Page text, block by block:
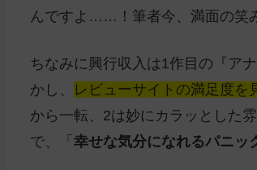
んですよ……！筆者今、満面の笑
ちなみに興行収入は1作目の『ア
かし、
レビューサイトの満足度を
から一転、2は妙にカラッとした
で、「 幸せな気分になれるパニッ